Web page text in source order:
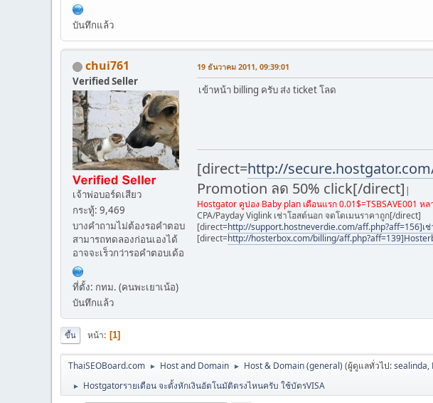
บันทึกแล้ว
chui761
Verified Seller
เจ้าพ่อบอร์ดเสียว
กระทู้: 9,469
บางคำถามไม่ต้องรอคำตอบ
สามารถทดลองก่อนเองได้
อาจจะเร็วกว่ารอคำตอบเด้อ
ที่ตั้ง: กทม. (คนพะเยาเน้อ)
บันทึกแล้ว
19 ธันวาคม 2011, 09:39:01
เข้าหน้า billing ครับ ส่ง ticket โลด
[direct=http://
Promotion ลด 50% click[/direct] |
Hostgator คูปอง Baby plan เดือนแรก 0.01$=TSBSAVE001 หล
CPA/Payday Viglink เช่าโฮสต์นอก จดโดเมนราคาถูก[/direct]
[direct=http://support.hostneverdie.com/aff.php?aff=156]เช่
[direct=http://hosterbox.com/billing/
ขึ้น หน้า 1
ThaiSEOBoard.com ► Host and Domain ► Host & Domain (general) (ผู้ดูแลทั่วไป:sealinda,
► Hostgatorรายเดือน จะตั้งหักเงินอัตโนมัติตรงไหนครับ ใช้บัตรVISA